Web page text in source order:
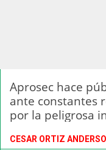
Aprosec hace
ante constantes
por la peligrosa
CESAR ORTIZ